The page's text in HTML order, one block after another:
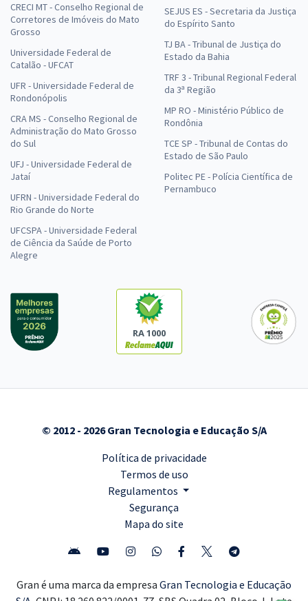
CRECI MT - Conselho Regional de
Corretores de Imóveis do Mato
Grosso
Universidade Federal de
Catalão - UFCAT
UFR - Universidade Federal de
Rondonópolis
CRA MS - Conselho Regional de
Administração do Mato Grosso
do Sul
UFJ - Universidade Federal de
Jataí
UFRN - Universidade Federal do
Rio Grande do Norte
UFCSPA - Universidade Federal
de Ciência da Saúde de Porto
Alegre
SEJUS ES - Secretaria da Justiça
do Espírito Santo
TJ BA - Tribunal de Justiça do
Estado da Bahia
TRF 3 - Tribunal Regional Federal
da 3ª Região
MP RO - Ministério Público de
Rondônia
TCE SP - Tribunal de Contas do
Estado de São Paulo
Politec PE - Polícia Científica de
Pernambuco
RA 1000
© 2012 - 2026 Gran Tecnologia e Educação S/A
Política de privacidade
Termos de uso
Regulamentos
Segurança
Mapa do site
Gran é uma marca da empresa Gran Tecnologia e Educação